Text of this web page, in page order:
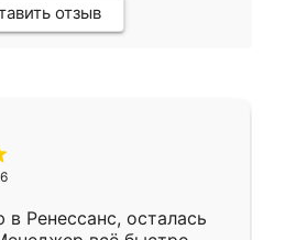
отзыв
в Ренессанс, осталась